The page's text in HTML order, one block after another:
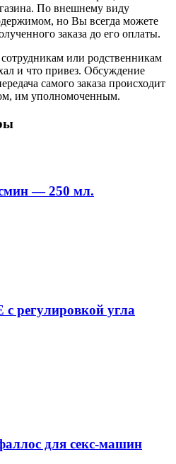
По внешнему виду
но Вы всегда можете
заказа до его оплаты.
или родственникам
и что привез. Обсуждение
самого заказа происходит
им уполномоченным.
— 250 мл.
регулировкой угла
для секс-машин